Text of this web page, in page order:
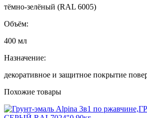
тёмно‑зелёный (RAL 6005)
Объём:
400 мл
Назначение:
декоративное и защитное покрытие
Похожие товары